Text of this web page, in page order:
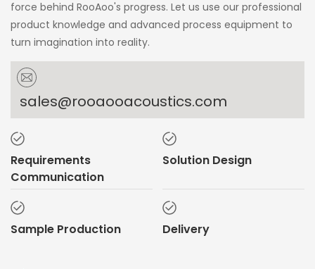
force behind RooAoo's progress. Let us use our professional
product knowledge and advanced process equipment to
turn imagination into reality.
sales@rooaooacoustics.com
Requirements
Communication
Solution Design
Sample Production Delivery